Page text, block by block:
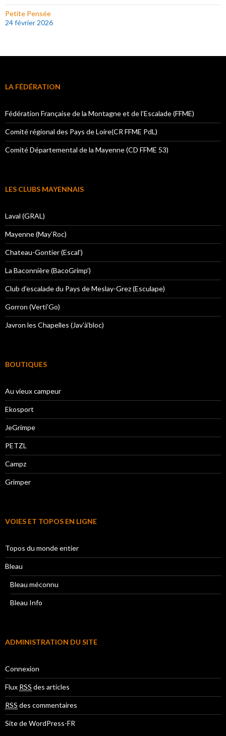
Petite Pensée
24 février 2026
LA FÉDÉRATION
Fédération Française de la Montagne et de l’Escalade (FFME)
Comité régional des Pays de Loire(CR FFME PdL)
Comité Départemental de la Mayenne (CD FFME 53)
LES CLUBS MAYENNAIS
Laval (GRAL)
Mayenne (May’Roc)
Chateau-Gontier (Escal’)
La Baconnière (BacoGrimp’)
Club d’escalade du Pays de Meslay-Grez (Esculape)
Gorron (Verti’Go)
Javron les Chapelles (Jav’à’bloc)
BOUTIQUES
Au vieux campeur
Ekosport
JeGrimpe
PETZL
Campz
Grimper
VOIES ET TOPOS EN LIGNE
Topos du monde entier
Bleau
Bleau méconnu
Bleau Info
ADMINISTRATION DU SITE
Connexion
Flux RSS des articles
RSS des commentaires
Site de WordPress-FR